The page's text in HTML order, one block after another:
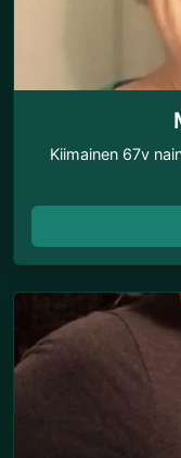
Kiimainen 67v